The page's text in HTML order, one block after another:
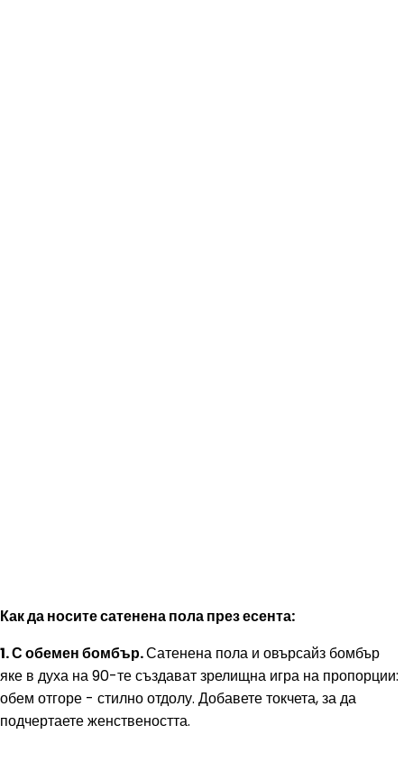
Как да носите сатенена пола през есента:
1. С обемен бомбър.Сатенена пола и овърсайз бомбър
яке в духа на 90-те създават зрелищна игра на пропорции:
обем отгоре - стилно отдолу. Добавете токчета, за да
подчертаете женствеността.